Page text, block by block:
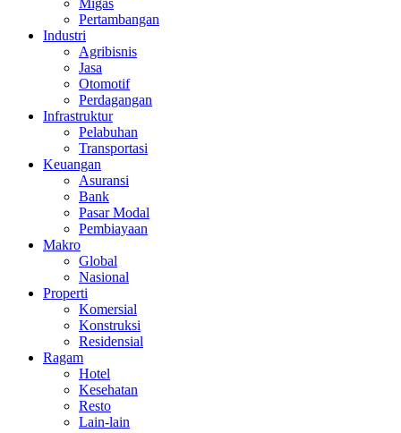
Migas
Pertambangan
Industri
Agribisnis
Jasa
Otomotif
Perdagangan
Infrastruktur
Pelabuhan
Transportasi
Keuangan
Asuransi
Bank
Pasar Modal
Pembiayaan
Makro
Global
Nasional
Properti
Komersial
Konstruksi
Residensial
Ragam
Hotel
Kesehatan
Resto
Lain-lain